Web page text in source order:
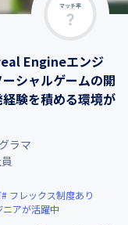
マッチ率
Engineエンジ
シャルゲームの開
験を積める環境が
ラマ
フレックス制度あり
ニアが活躍中